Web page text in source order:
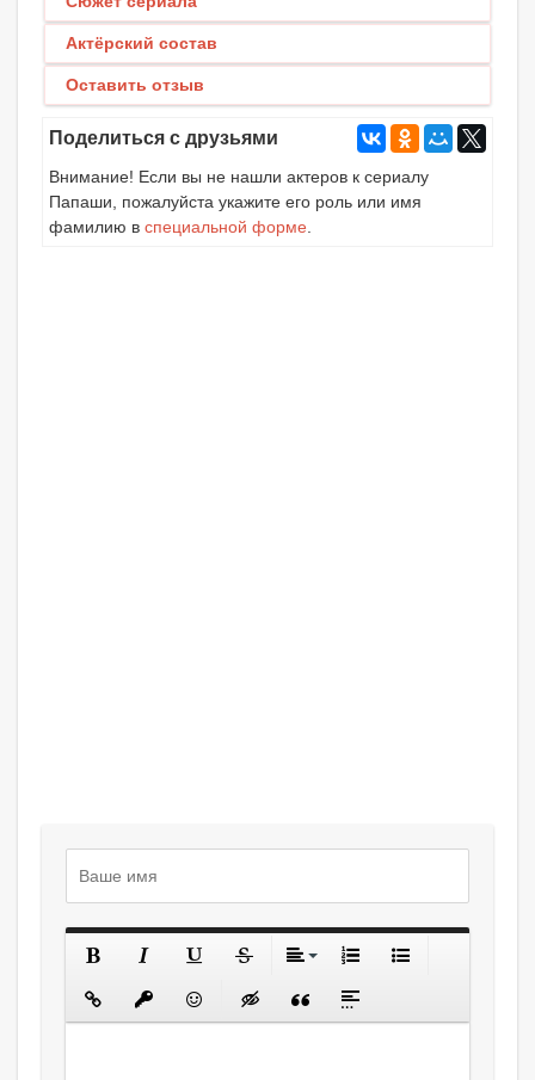
Актёрский состав
Оставить отзыв
Поделиться с друзьями
Внимание! Если вы не нашли актеров к сериалу
Папаши, пожалуйста укажите его роль или имя
фамилию в специальной форме.